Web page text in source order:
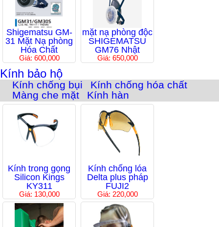
Shigematsu GM-
31 Mặt Nạ phòng
Hóa Chất
Giá: 600,000
mặt nạ phòng độc
SHIGEMATSU
GM76 Nhật
Giá: 650,000
Kính bảo hộ
Kính chống bụi
Kính chống hóa chất
Màng che mặt
Kính hàn
Kính trong gọng
Silicon Kings
KY311
Giá: 130,000
Kính chống lóa
Delta plus pháp
FUJI2
Giá: 220,000